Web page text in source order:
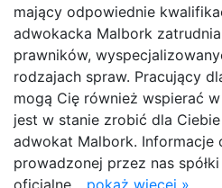
mający odpowiednie
adwokacka Malbork
prawników,
rodzajach spraw. Pracujący
mogą Cię również wspierać
jest w stanie zrobić dla
adwokat Malbork. Informacje
prowadzonej przez nas
oficjalne... pokaż więcej »